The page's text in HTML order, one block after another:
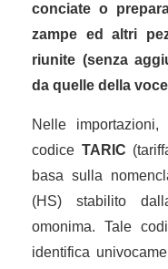
conciate o
zampe ed altri
riunite (senza
da quelle della
Nelle
codice TARIC
basa sulla
(HS) stabilito
omonima. Tale
identifica